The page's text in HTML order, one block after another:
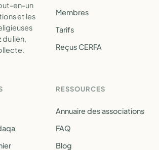
en-un
et les
du lien,
Membres
Tarifs
Reçus CERFA
RESSOURCES
Annuaire des associations
FAQ
Blog